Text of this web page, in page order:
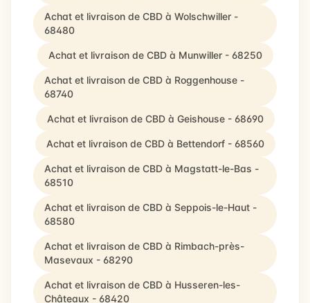
Achat et livraison de CBD à Wolschwiller -
68480
Achat et livraison de CBD à Munwiller - 68250
Achat et livraison de CBD à Roggenhouse -
68740
Achat et livraison de CBD à Geishouse - 68690
Achat et livraison de CBD à Bettendorf - 68560
Achat et livraison de CBD à Magstatt-le-Bas -
68510
Achat et livraison de CBD à Seppois-le-Haut -
68580
Achat et livraison de CBD à Rimbach-près-
Masevaux - 68290
Achat et livraison de CBD à Husseren-les-
Châteaux - 68420